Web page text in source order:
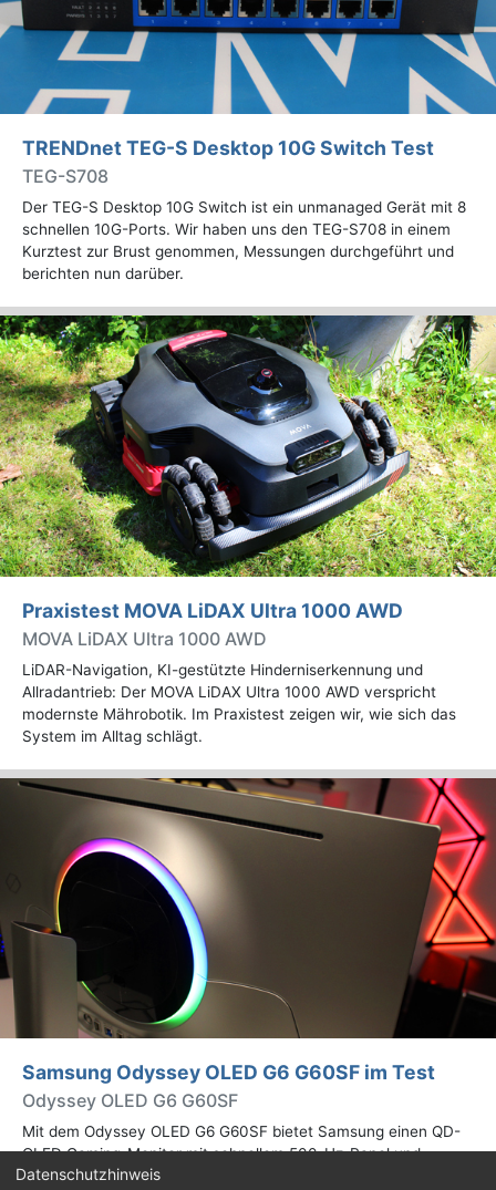
TRENDnet TEG-S Desktop 10G Switch Test
TEG-S708
Der TEG-S Desktop 10G Switch ist ein unmanaged Gerät mit 8
schnellen 10G-Ports. Wir haben uns den TEG-S708 in einem
Kurztest zur Brust genommen, Messungen durchgeführt und
berichten nun darüber.
Praxistest MOVA LiDAX Ultra 1000 AWD
MOVA LiDAX Ultra 1000 AWD
LiDAR-Navigation, KI-gestützte Hinderniserkennung und
Allradantrieb: Der MOVA LiDAX Ultra 1000 AWD verspricht
modernste Mährobotik. Im Praxistest zeigen wir, wie sich das
System im Alltag schlägt.
Samsung Odyssey OLED G6 G60SF im Test
Odyssey OLED G6 G60SF
Mit dem Odyssey OLED G6 G60SF bietet Samsung einen QD-
OLED Gaming-Monitor mit schnellem 500-Hz-Panel und
WQHD-Auflösung an. Wir haben den 27 Zoll großen Monitor auf
Datenschutzhinweis